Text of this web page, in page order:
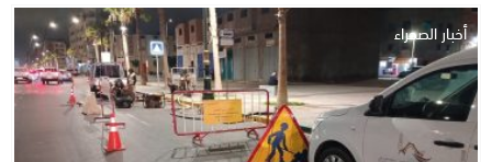
أخبار الصحراء